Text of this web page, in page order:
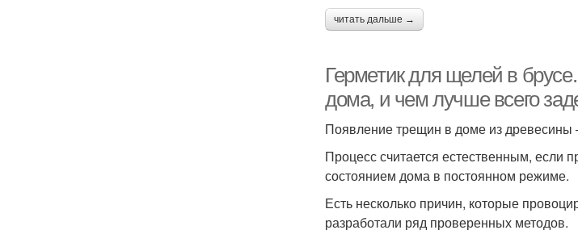
читать дальше →
Герметик для щелей в
дома, и чем лучше всего
Появление трещин в доме из древесины
Процесс считается естественным, если
состоянием дома в постоянном режиме.
Есть несколько причин, которые
разработали ряд проверенных методов.